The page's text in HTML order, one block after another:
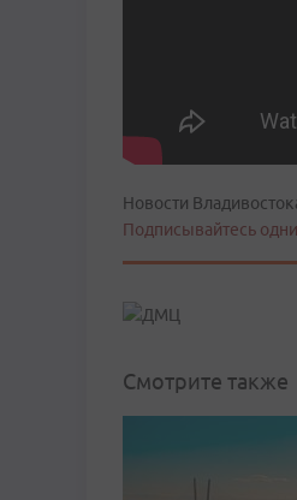
Новости
Подписывайтесь
Смотрите также